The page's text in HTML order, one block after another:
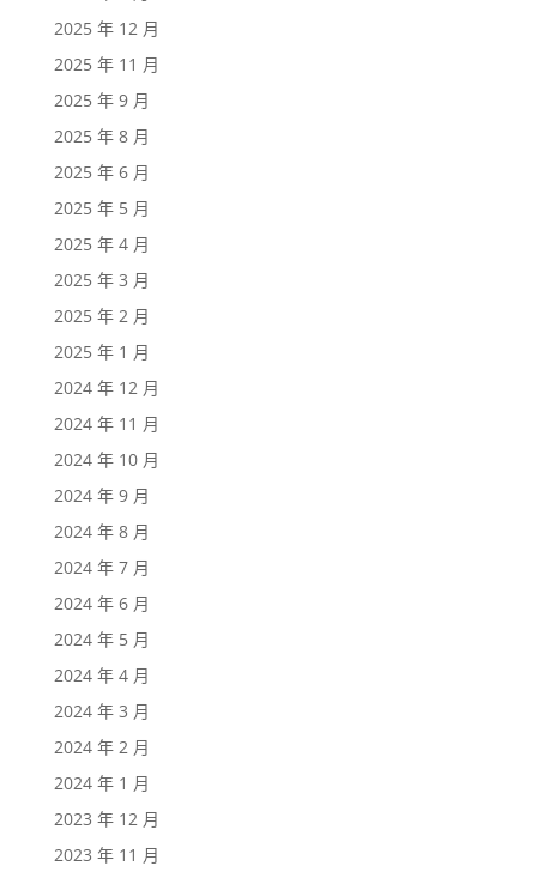
2025 年 12 月
2025 年 11 月
2025 年 9 月
2025 年 8 月
2025 年 6 月
2025 年 5 月
2025 年 4 月
2025 年 3 月
2025 年 2 月
2025 年 1 月
2024 年 12 月
2024 年 11 月
2024 年 10 月
2024 年 9 月
2024 年 8 月
2024 年 7 月
2024 年 6 月
2024 年 5 月
2024 年 4 月
2024 年 3 月
2024 年 2 月
2024 年 1 月
2023 年 12 月
2023 年 11 月